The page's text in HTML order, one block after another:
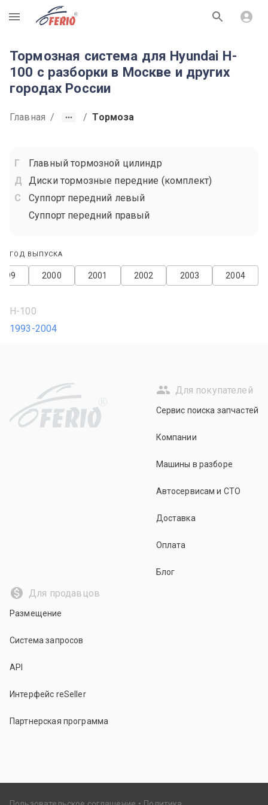
R
Тормозная система для Hyundai H-
100 с разборки в Москве и других
городах России
Главная / / Тормоза
Главный тормозной цилиндр
Диски тормозные передние (комплект)
Суппорт передний левый
Суппорт передний правый
ГОД ВЫПУСКА
2004
2003
2002
2001
2000
H-100
1993-2004
R
Для покупателей
Сервис поиска запчастей
Компании
Машины в разборе
Автосервисам и СТО
Доставка
Оплата
Блог
Для продавцов
Размещение
Система запросов
API
Интерфейс reSeller
Партнерская программа